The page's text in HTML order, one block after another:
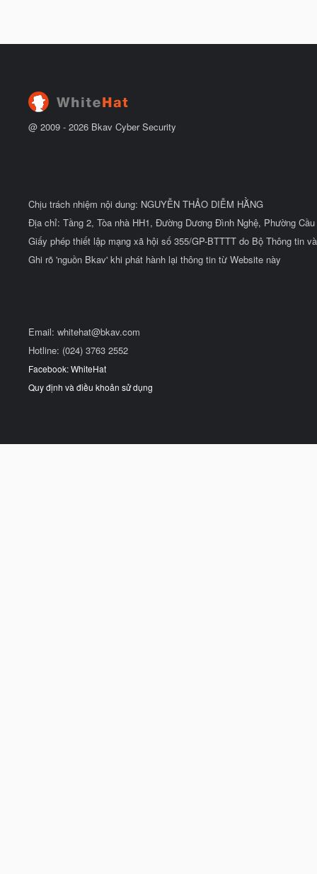
@ 2009 - 2026 Bkav Cyber Security
Chịu trách nhiệm nội dung: NGUYỄN THẢO DIỄM HẰNG
Địa chỉ: Tầng 2, Tòa nhà HH1, Đường Dương Đình Nghệ, Phường
Giấy phép thiết lập mạng xã hội số 355/GP-BTTTT do Bộ Thông tin
Ghi rõ 'nguồn Bkav' khi phát hành lại thông tin từ Website này
Email: whitehat@bkav.com
Hotline: (024) 3763 2552
Facebook: WhiteHat
Quy định và điều khoản sử dụng